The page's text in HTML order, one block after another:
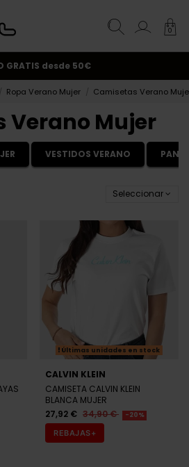
0
GRATIS desde 50€
un 10% de descuento!.
Ropa Verano Mujer Camisetas Verano
Verano Mujer
VESTIDOS VERANO
Seleccionar
Últimas unidades en stock
CALVIN KLEIN
CAMISETA CALVIN KLEIN
BLANCA MUJER
27,92 € 34,90 € -20%
REBAJAS+